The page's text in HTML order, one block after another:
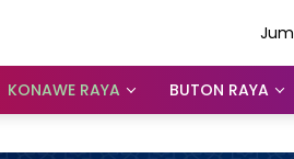
KONAWE RAYA BUTON RAYA